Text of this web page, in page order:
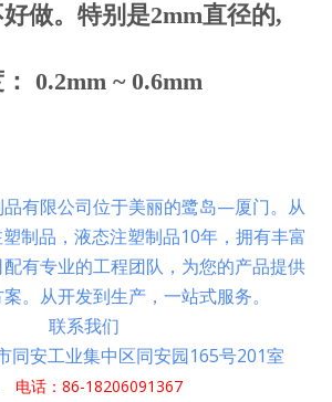
做。特别是2mm直径的,
0.2mm ~ 0.6mm
品有限公司位于美丽的鹭岛—厦门。从
制品，液态注塑制品10年，拥有丰富
有专业的工程团队，为您的产品提供
。从开发到生产，一站式服务。
联系我们
同安工业集中区同安园165号201室
电话：86-18206091367